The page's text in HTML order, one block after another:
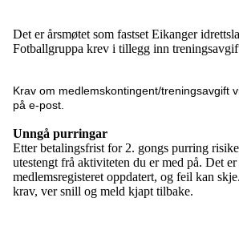
Det er årsmøtet som fastset Eikanger
Fotballgruppa krev i tillegg inn
Krav om medlemskontingent/treningsavgift
på e-post.
Unngå purringar
Etter betalingsfrist for 2. gongs purring
utestengt frå aktiviteten du er med på. Det
medlemsregisteret oppdatert, og feil kan
krav, ver snill og meld kjapt tilbake.